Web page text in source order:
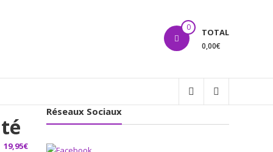
0 TOTAL
0,00€
19,95€
Réseaux Sociaux